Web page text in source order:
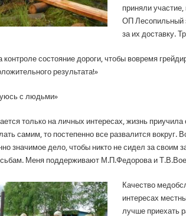
приняли
ОП Лесопильный
за их доставку.
состояние дороги, чтобы вовремя
результата!»
с людьми»
только на личных интересах, жизнь
самим, то постепенно все развалится
значимое дело, чтобы никто не сидел за
Меня поддерживают М.П.Федорова и
Качество
интересах
лучше приехать